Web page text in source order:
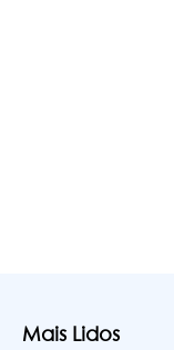
Mais Lidos